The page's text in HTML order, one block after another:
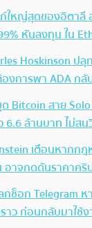
ใหญ่สุดของอิตาลี
หันลงทุน ใน
Hoskinson ป
งการพา ADA กลั
Bitcoin สาย
6.6 ล้านบาท ไม่ส
เตือนหากกฎ
อาจกดดันราคาคริ
กช็อก Telegram
าว ก่อนกลับมาใช้